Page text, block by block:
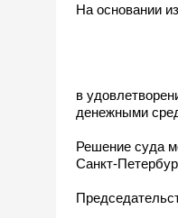
На основании
в
денежными
Решение суда
Санкт-